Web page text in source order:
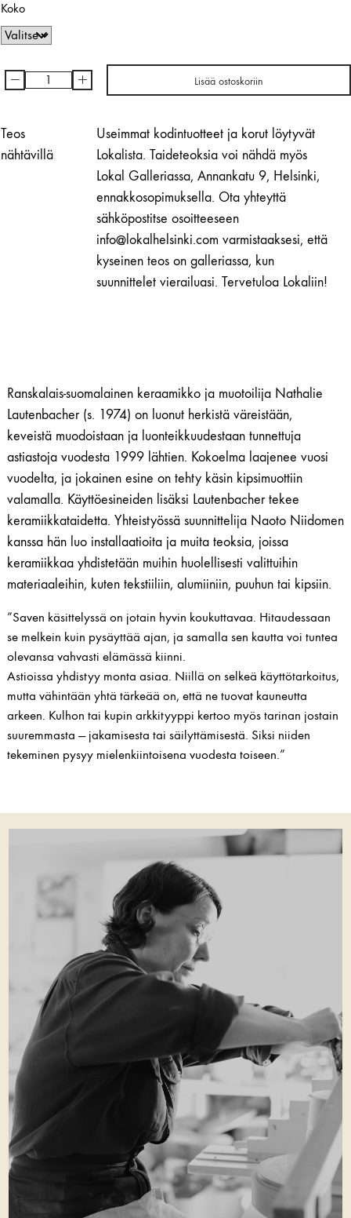
25,00 €
-
32,00 €
Koko
TASSI
|
Nathalie
- + Lisää ostoskoriin
Teos
nähtävillä
Useimmat kodintuotteet ja korut löytyvät
Lokalista. Taideteoksia voi nähdä myös
Lokal Galleriassa, Annankatu 9, Helsinki,
ennakkosopimuksella. Ota yhteyttä
sähköpostitse osoitteeseen
info@lokalhelsinki.com varmistaaksesi, että
kyseinen teos on galleriassa, kun
suunnittelet vierailuasi. Tervetuloa Lokaliin!
Ranskalais-suomalainen keraamikko ja muotoilija Nathalie
Lautenbacher (s. 1974) on luonut herkistä väreistään,
keveistä muodoistaan ja luonteikkuudestaan tunnettuja
astiastoja vuodesta 1999 lähtien. Kokoelma laajenee vuosi
vuodelta, ja jokainen esine on tehty käsin kipsimuottiin
valamalla. Käyttöesineiden lisäksi Lautenbacher tekee
keramiikkataidetta. Yhteistyössä suunnittelija Naoto Niidomen
kanssa hän luo installaatioita ja muita teoksia, joissa
keramiikkaa yhdistetään muihin huolellisesti valittuihin
materiaaleihin, kuten tekstiiliin, alumiiniin, puuhun tai kipsiin.
”Saven käsittelyssä on jotain hyvin koukuttavaa. Hitaudessaan
se melkein kuin pysäyttää ajan, ja samalla sen kautta voi tuntea
olevansa vahvasti elämässä kiinni.
Astioissa yhdistyy monta asiaa. Niillä on selkeä käyttötarkoitus,
mutta vähintään yhtä tärkeää on, että ne tuovat kauneutta
arkeen. Kulhon tai kupin arkkityyppi kertoo myös tarinan jostain
suuremmasta — jakamisesta tai säilyttämisestä. Siksi niiden
tekeminen pysyy mielenkiintoisena vuodesta toiseen.”